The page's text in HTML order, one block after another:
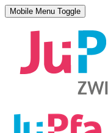
Mobile Menu Toggle